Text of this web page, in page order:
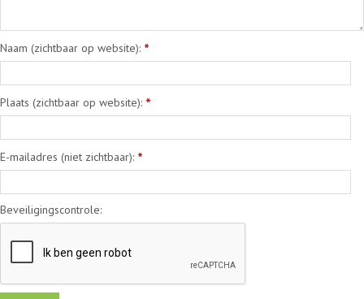
Naam (zichtbaar op website): *
Plaats (zichtbaar op website): *
E-mailadres (niet zichtbaar): *
Beveiligingscontrole: